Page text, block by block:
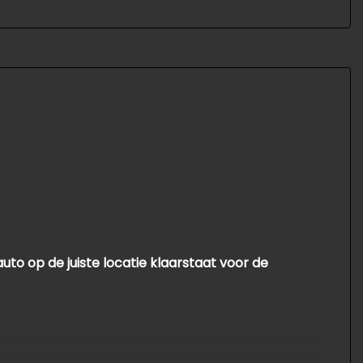
op de juiste locatie klaarstaat voor de